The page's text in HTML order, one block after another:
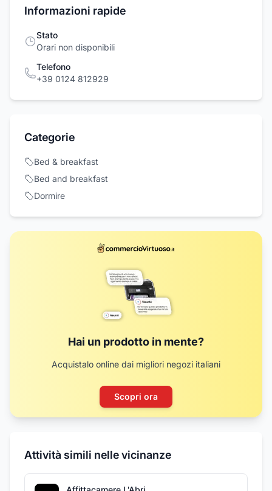
Informazioni rapide
Stato
Orari non disponibili
Telefono
+39 0124 812929
Categorie
Bed & breakfast
Bed and breakfast
Dormire
Hai un prodotto in mente?
Acquistalo online dai migliori negozi italiani
Scopri ora
Attività simili nelle vicinanze